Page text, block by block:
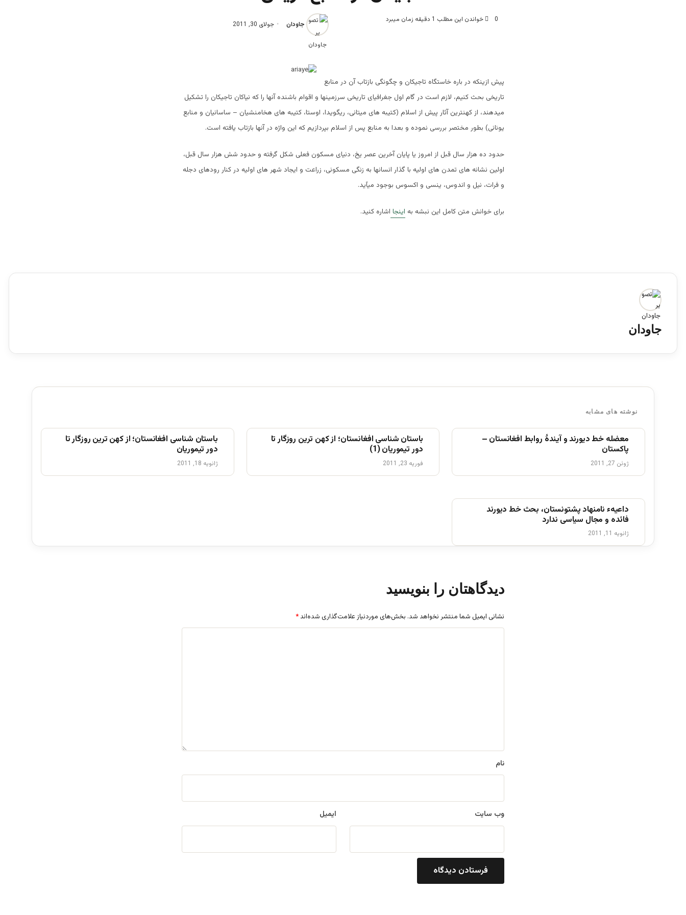
جاودان جولای 30, 2011
0 خواندن این مطلب 1 دقیقه زمان میبرد
پیش ازینکه در باره خاستگاه تاجیکان و چگونگی بازتاب آن در منابع
تاریخی بحث کنیم، لازم است در گام اول جغرافیای تاریخی سرزمینها و اقوام باشنده آنها را که نیاکان تاجیکان را تشکیل
میدهند، از کهنترین آثار پیش از اسلام (کتیبه های میتانی، ریگویدا، اوستا، کتیبه های هخامنشیان – ساسانیان و منابع
یونانی) بطور مختصر بررسی نموده و بعدا به منابع پس از اسلام بپردازیم که این واژه در آنها بازتاب یافته است.
حدود ده هزار سال قبل از امروز یا پایان آخرین عصر یخ، دنیای مسکون فعلی شکل گرفته و حدود شش هزار سال قبل،
اولین نشانه های تمدن های اولیه با گذار انسانها به زنگی مسکونی، زراعت و ایجاد شهر های اولیه در کنار رودهای دجله
و فرات، نیل و اندوس، ینسی و اکسوس بوجود میآید.
برای خوانش متن کامل این نبشه به اینجا اشاره کنید.
جاودان
نوشته های مشابه
معضله خط دیورند و آیندۀ روابط افغانستان –
پاکستان
ژوئن 27, 2011
باستان شناسی افغانستان؛ از کهن ترین روزگار تا
دور تیموریان (1)
فوریه 23, 2011
باستان شناسی افغانستان؛ از کهن ترین روزگار تا
دور تیموریان
ژانویه 18, 2011
داعیهء نامنهاد پشتونستان، بحث خط دیورند
فائده و مجال سیاسی ندارد
ژانویه 11, 2011
دیدگاهتان را بنویسید
نشانی ایمیل شما منتشر نخواهد شد. بخش‌های موردنیاز علامت‌گذاری شده‌اند *
نام
ایمیل وب‌ سایت